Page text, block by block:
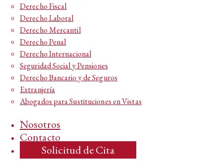
Derecho Fiscal
Derecho Laboral
Derecho Mercantil
Derecho Penal
Derecho Internacional
Seguridad Social y Pensiones
Derecho Bancario y de Seguros
Extranjería
Abogados para Sustituciones en Vistas
Nosotros
Contacto
Solicitud de Cita